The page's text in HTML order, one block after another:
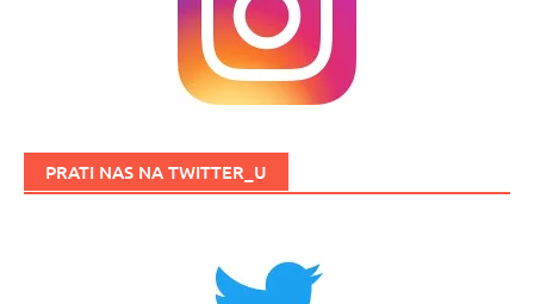
PRATI NAS NA TWITTER_U